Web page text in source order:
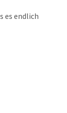
es endlich